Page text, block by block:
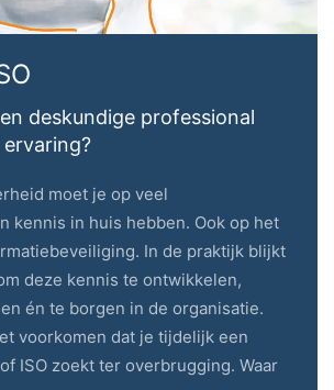
deskundige professional
moet je op veel
kennis in huis hebben. Ook op het
In de praktijk blijkt
deze kennis te ontwikkelen,
én te borgen in de organisatie.
voorkomen dat je tijdelijk een
ISO zoekt ter overbrugging. Waar